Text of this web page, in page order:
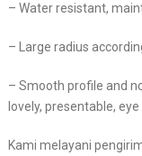
– Water resistant,
– Large radius
– Smooth profile and
lovely, presentable,
Kami melayani